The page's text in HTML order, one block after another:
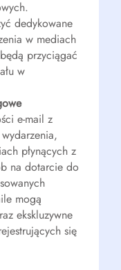
dedykowane
w mediach
przyciągać
w
e-mail z
płynących z
na dotarcie do
mogą
ekskluzywne
się